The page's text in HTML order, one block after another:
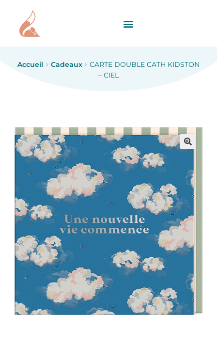
Accueil Cadeaux
CARTE DOUBLE CATH KIDSTON
– CIEL